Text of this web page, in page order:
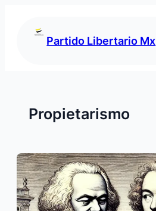
Partido Libertario Mx
Propietarismo